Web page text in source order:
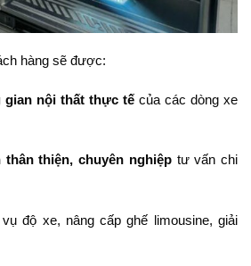
hàng sẽ được:
gian nội thất thực tếcủa các dòng xe
thiện, chuyên nghiệptư vấn chi
độ xe, nâng cấp ghế limousine, giải